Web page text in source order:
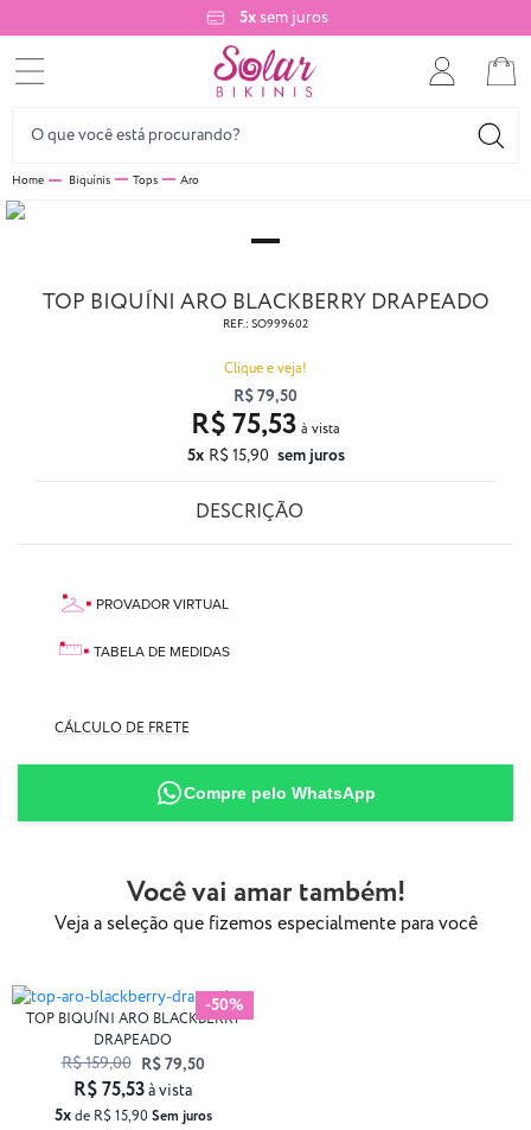
5xsem juros
Biquínis Tops Aro
TOP BIQUÍNI ARO BLACKBERRY DRAPEADO
REF.: SO999602
Clique e veja!
R$ 79,50
5x R$ 15,90 sem juros
R$ 75,53
DESCRIÇÃO
13% Elastano
PROVADOR VIRTUAL
TABELA DE MEDIDAS
CÁLCULO DE FRETE
Compre pelo WhatsApp
Você vai amar também!
Veja a seleção que fizemos especialmente para você
-50%
TOP BIQUÍNI ARO BLACKBERRY
DRAPEADO
R$ 159,00 R$ 79,50
5xde R$ 15,90 Sem juros
R$ 75,53à vista